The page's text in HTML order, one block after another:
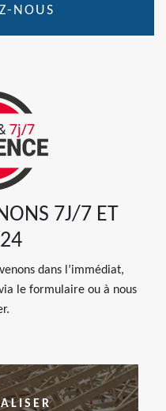
NOUS
7J/7 ET
dans l’immédiat,
le formulaire ou à nous